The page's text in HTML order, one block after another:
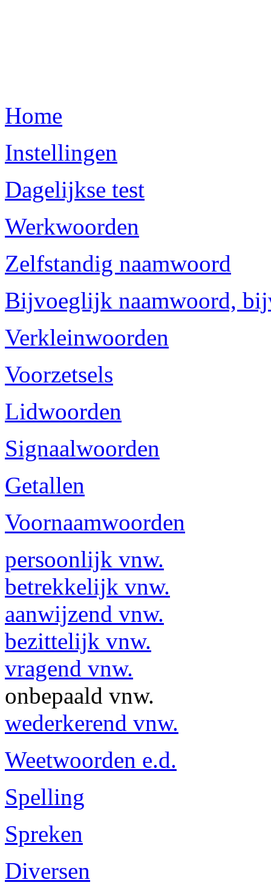
Home
Instellingen
Dagelijkse test
Werkwoorden
Zelfstandig naamwoord
Bijvoeglijk naamwoord,
Verkleinwoorden
Voorzetsels
Lidwoorden
Signaalwoorden
Getallen
Voornaamwoorden
persoonlijk vnw.
betrekkelijk vnw.
aanwijzend vnw.
bezittelijk vnw.
vragend vnw.
onbepaald vnw.
wederkerend vnw.
Weetwoorden e.d.
Spelling
Spreken
Diversen